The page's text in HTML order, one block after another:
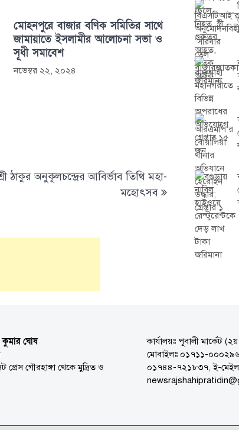
মোহনপুরে বাজার বণিক সমিতির সাথে
জামায়াতে ইসলামীর আলোচনা সভা ও
সূধী সমাবেশ
নভেম্বর ২২, ২০২৪
ঠাকুর অনুকূলচন্দ্রের আবির্ভাব তিথি মহা-
মহোৎসব
কুমার ঘোষ
গৌরহাঙ্গা থেকে মুদ্রিত ও
কার্যালয়ঃ পূবালী মার্কেট
মোবাইলঃ ০১৭১১-
০১৭৪৪-৭২১৮৩৭, ই-